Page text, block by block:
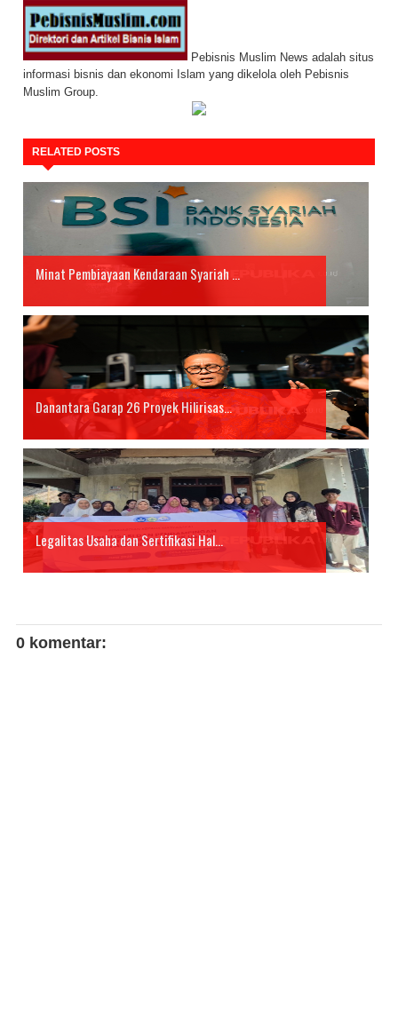
Pebisnis Muslim News adalah situs
informasi bisnis dan ekonomi Islam yang dikelola oleh Pebisnis
Muslim Group.
RELATED POSTS
Minat Pembiayaan Kendaraan Syariah ...
Danantara Garap 26 Proyek Hilirisas...
Legalitas Usaha dan Sertifikasi Hal...
0 komentar: